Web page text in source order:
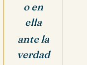
o en
ella
ante la
verdad